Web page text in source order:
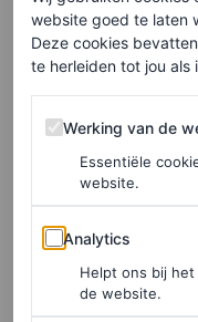
website goed te laten
Deze cookies
te herleiden tot jou als
Werking van de
Werking van de
Essentiële
website.
Analytics
Analytics
Helpt ons bij
de website.